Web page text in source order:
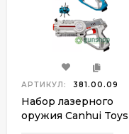
АРТИКУЛ: 381.00.09
Набор лазерного
оружия Canhui Toys